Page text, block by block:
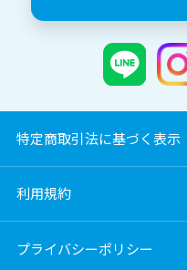
特定商取引法に基づく表示
利用規約
プライバシーポリシー